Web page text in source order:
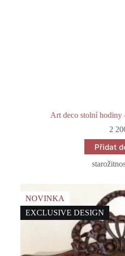
Art deco stolní hodiny
2
Přidat
NOVINKA
EXCLUSIVE DESIGN